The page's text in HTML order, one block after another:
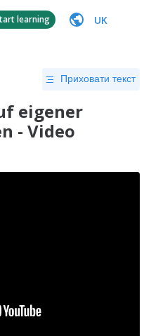
learning UK
Приховати текст
eigener
- Video